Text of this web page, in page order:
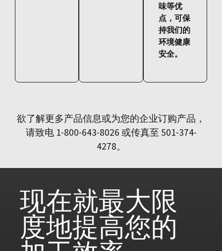
味等优
点，可保
持我们的
环境健康
安全。
欲了解更多产品信息或为您的企业订购产品，
请致电 1-800-643-8026 或传真至 501-374-
4278。
现在就最大限
度地提高您的